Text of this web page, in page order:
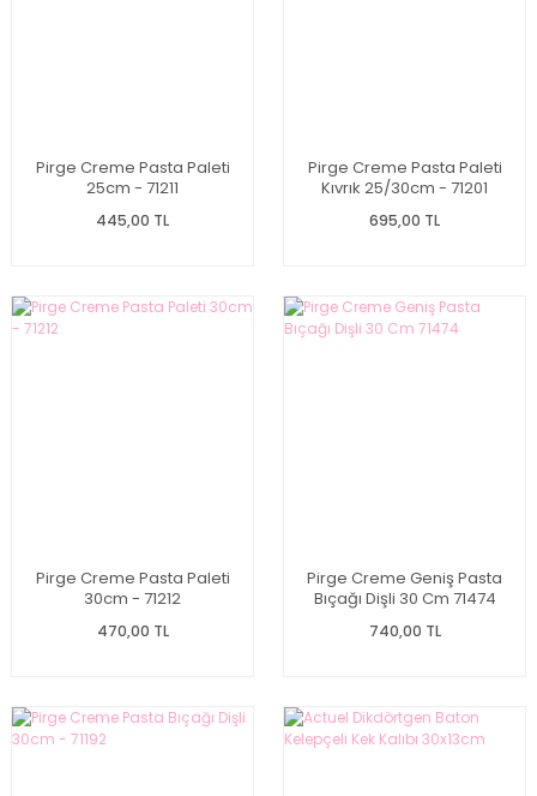
Pirge Creme Pasta Paleti
25cm - 71211
445,00 TL
Pirge Creme Pasta Paleti
Kıvrık 25/30cm - 71201
695,00 TL
Pirge Creme Pasta Paleti
30cm - 71212
470,00 TL
Pirge Creme Geniş Pasta
Bıçağı Dişli 30 Cm 71474
740,00 TL